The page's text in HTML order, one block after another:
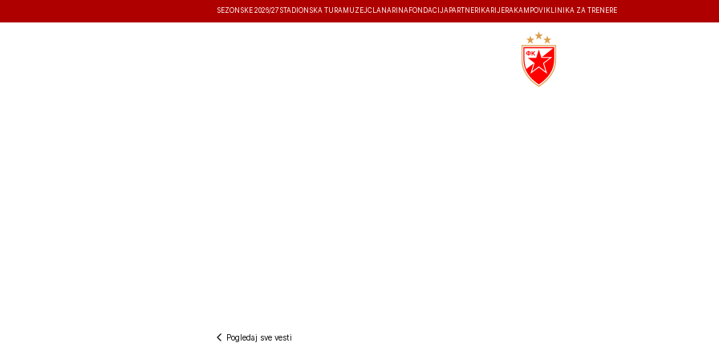
SEZONSKE 2026/27 STADIONSKA TURA MUZEJČLANARINA FONDACIJA PARTNERI KARIJERA KAMPOVI KLINIKA ZA TRENERE
Pogledaj sve vesti